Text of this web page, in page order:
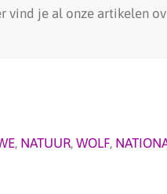
vind je al onze artikelen
, NATUUR, WOLF,